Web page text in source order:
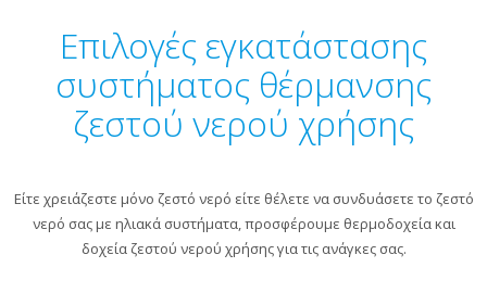
Επιλογές εγκατάστασης
συστήματος θέρμανσης
ζεστού νερού χρήσης
Είτε χρειάζεστε μόνο ζεστό νερό είτε θέλετε να συνδυάσετε το ζεστό
νερό σας με ηλιακά συστήματα, προσφέρουμε θερμοδοχεία και
δοχεία ζεστού νερού χρήσης για τις ανάγκες σας.